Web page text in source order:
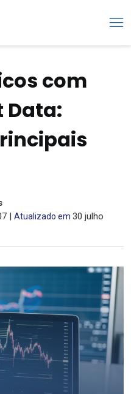
com
Data:
| Atualizado em 30 julho